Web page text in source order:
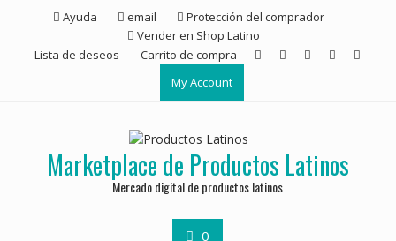
Ayuda email
Protección del comprador
Vender en Shop Latino
Lista de deseos
Carrito de compra
My Account
Marketplace de Productos Latinos
Mercado digital de productos latinos
0